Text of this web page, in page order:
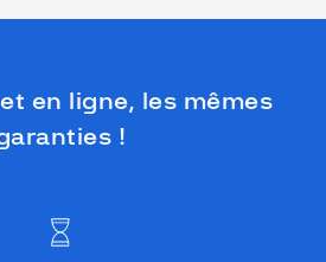
en ligne, les mêmes
!